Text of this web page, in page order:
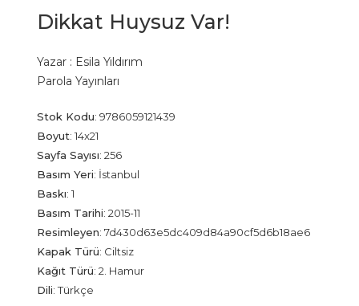
Dikkat Huysuz Var!
Yazar : Esila Yıldırım
Parola Yayınları
Stok Kodu: 9786059121439
Boyut: 14x21
Sayfa Sayısı: 256
Basım Yeri: İstanbul
Baskı: 1
Basım Tarihi: 2015-11
Resimleyen: 7d430d63e5dc409d84a90cf5d6b18ae6
Kapak Türü: Ciltsiz
Kağıt Türü: 2. Hamur
Dili:Türkçe